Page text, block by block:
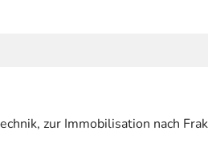
zur Immobilisation nach